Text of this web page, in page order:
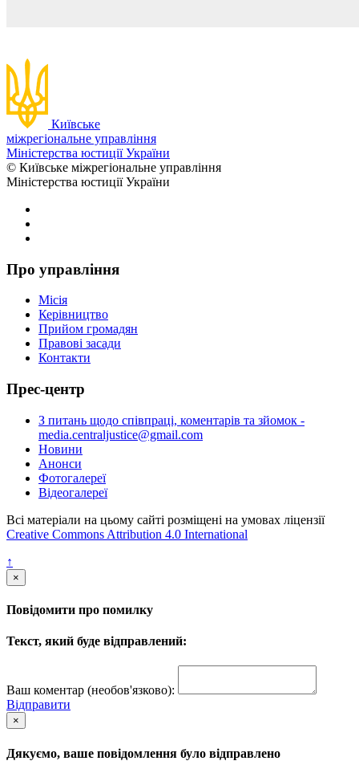
Київське
міжрегіональне управління
Міністерства юстиції України
© Київське міжрегіональне управління
Міністерства юстиції України
Про управління
Місія
Керівництво
Прийом громадян
Правові засади
Контакти
Прес-центр
З питань щодо співпраці, коментарів та зйомок -
media.centraljustice@gmail.com
Новини
Анонси
Фотогалереї
Відеогалереї
Всі матеріали на цьому сайті розміщені на умовах ліцензії
Creative Commons Attribution 4.0 International
↑
×
Повідомити про помилку
Текст, який буде відправлений:
Ваш коментар (необов'язково):
Відправити
×
Дякуємо, ваше повідомлення було відправлено